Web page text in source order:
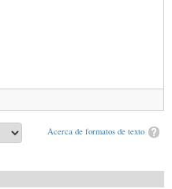
Acerca de formatos de texto